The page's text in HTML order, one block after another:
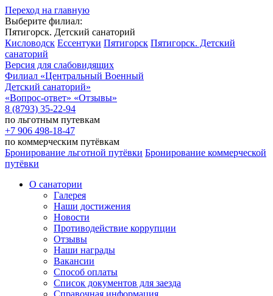
Переход на главную
Выберите филиал:
Пятигорск. Детский санаторий
Кисловодск Ессентуки Пятигорск Пятигорск. Детский
санаторий
Версия для слабовидящих
Филиал «Центральный Военный
Детский санаторий»
«Вопрос-ответ» «Отзывы»
8 (8793) 35-22-94
по льготным путевкам
+7 906 498-18-47
по коммерческим путёвкам
Бронирование льготной путёвки Бронирование коммерческой
путёвки
О санатории
Галерея
Наши достижения
Новости
Противодействие коррупции
Отзывы
Наши награды
Вакансии
Способ оплаты
Список документов для заезда
Справочная информация